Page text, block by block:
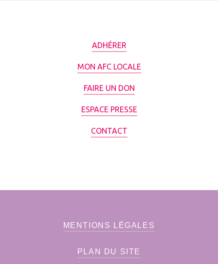
ADHÉRER
MON AFC LOCALE
FAIRE UN DON
ESPACE PRESSE
CONTACT
MENTIONS LÉGALES
PLAN DU SITE